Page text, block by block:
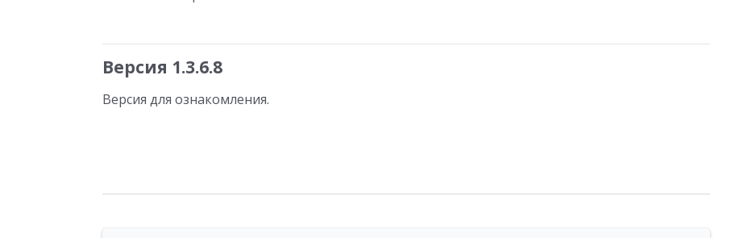
Версия 1.3.6.8
Версия для ознакомления.